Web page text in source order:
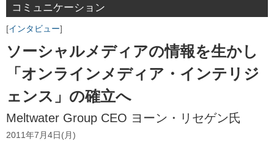
コミュニケーション
インタビュー
ソーシャルメディアの情報を生かし
「オンラインメディア・インテリジ
ェンス」の確立へ
Meltwater Group CEO ヨーン・リセゲン氏
2011年7月4日(月)